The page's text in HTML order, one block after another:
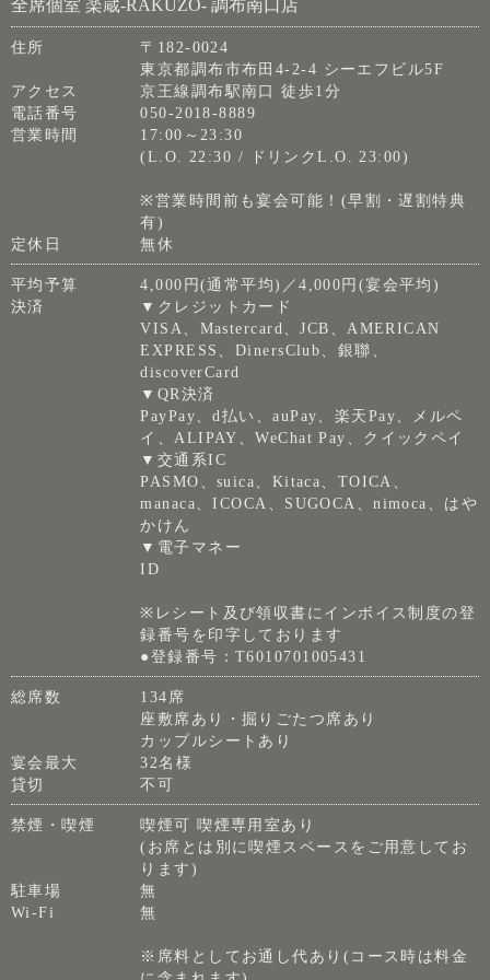
全席個室 楽蔵‐RAKUZO‐ 調布南口店
住所
〒182-0024
東京都調布市布田4-2-4 シーエフビル5F
アクセス
京王線調布駅南口 徒歩1分
電話番号
050-2018-8889
営業時間
17:00～23:30
(L.O. 22:30 / ドリンクL.O. 23:00)
※営業時間前も宴会可能！(早割・遅割特典
有)
定休日
無休
平均予算
4,000円(通常平均)／4,000円(宴会平均)
決済
▼クレジットカード
VISA、Mastercard、JCB、AMERICAN
EXPRESS、DinersClub、銀聯、
discoverCard
▼QR決済
PayPay、d払い、auPay、楽天Pay、メルペ
イ、ALIPAY、WeChat Pay、クイックペイ
▼交通系IC
PASMO、suica、Kitaca、TOICA、
manaca、ICOCA、SUGOCA、nimoca、はや
かけん
▼電子マネー
ID
※レシート及び領収書にインボイス制度の登
録番号を印字しております
●登録番号：T6010701005431
総席数
134席
座敷席あり・掘りごたつ席あり
カップルシートあり
宴会最大
32名様
貸切
不可
禁煙・喫煙
喫煙可 喫煙専用室あり
(お席とは別に喫煙スペースをご用意してお
ります)
駐車場
無
Wi-Fi
無
※席料としてお通し代あり(コース時は料金